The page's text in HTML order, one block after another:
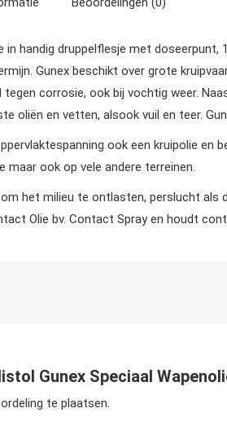
in handig druppelflesje met
Gunex beschikt over grote
corrosie, ook bij vochtig weer.
oliën en vetten, alsook vuil en teer.
ook een kruipolie en
maar ook op vele andere terreinen.
het milieu te ontlasten, perslucht
Olie bv. Contact Spray en houdt
Gunex Speciaal
te plaatsen.